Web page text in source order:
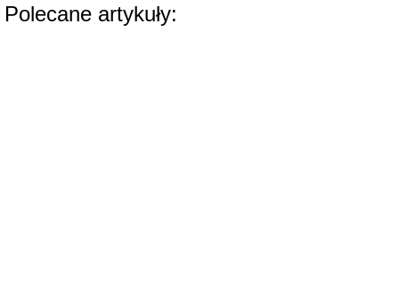
Polecane artykuły: